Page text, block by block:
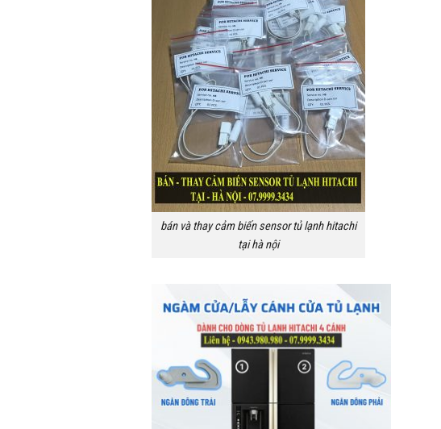
bán và thay cảm biến sensor tủ lạnh hitachi
tại hà nội